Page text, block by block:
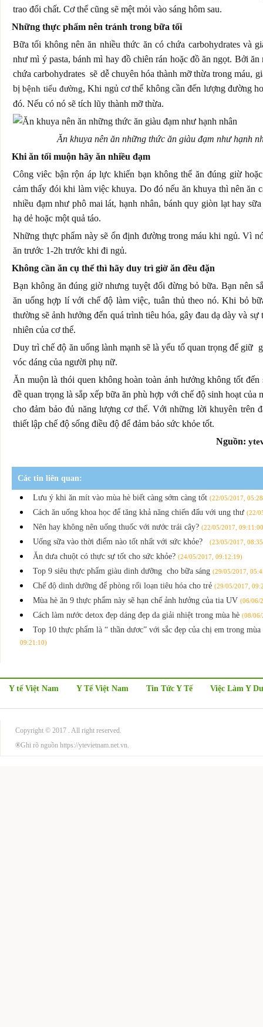
trao đổi chất. Cơ thể cũng sẽ mệt mỏi vào sáng hôm sau.
Những thực phẩm nên tránh trong bữa tối
Bữa tối không nên ăn nhiều thức ăn có chứa carbohydrates và
như mì ý pasta, bánh mì hay đồ chiên rán hoặc đồ ăn ngọt. Bởi ăn
chứa carbohydrates sẽ dễ chuyên hóa thành mỡ thừa trong máu,
bịbệnh tiểu đường, Khi ngủ cơ thể không cần đến lượng đường
đó. Nếu có nó sẽ tích lũy thành mỡ thừa.
Ăn khuya nên ăn những thức ăn giàu đạm như hạnh
Khi ăn tối muộn hãy ăn nhiều đạm
Công viêc bận rộn áp lực khiến bạn không thể ăn đúng giừ
cảm thấy đói khi làm việc khuya. Do đó nếu ăn khuya thì nên ăn
nhiều đạm như phô mai lát, hạnh nhân, bánh quy giòn lạt hay
hạ dẻ hoặc một quả táo.
Những thực phẩm này sẽ ổn định đường trong máu khi ngủ. Vì
ăn trước 1-2h trước khi đi ngủ.
Không cần ăn cụ thể thì hãy duy trì giờ ăn đều đặn
Bạn không ăn đúng giờ nhưng tuyệt đối đừng bỏ bữa. Bạn nên
ăn uống hợp lí với chế độ làm việc, tuân thủ theo nó. Khi bỏ
thường sẽ ảnh hưởng đến quá trình tiêu hóa, gây đau dạ dày và sự
nhiên của cơ thể.
Duy trì chế độ ăn uống lành mạnh sẽ là yếu tố quan trọng để giữ
vóc dáng của người phụ nữ.
Ăn muộn là thói quen không hoàn toàn ảnh hưởng không tốt đến
đề quan trọng là sắp xếp bữa ăn phù hợp với chế độ sinh hoạt của
cho đảm bảo đủ năng lượng cơ thể. Với những lời khuyên trên
thiết lập chế độ sống điều độ để đảm bảo sức khỏe tốt.
Nguồn:
Các tin liên quan:
Lưu ý khi ăn mít vào mùa hè biết càng sớm càng tốt (22/05/2017,
Cách ăn uống khoa học để tăng khả năng chiến đấu với ung thư (22/
Nên hay không nên uống thuốc với nước trái cây? (22/05/2017,
Uống sữa vào thời điểm nào tốt nhất với sức khỏe? (23/05/2017,
Ăn dưa chuột có thực sự tốt cho sức khỏe? (24/05/2017, 09:12:19)
Top 9 siêu thực phẩm giàu dinh dưỡng cho bữa sáng (29/05/2017,
Chế độ dinh dưỡng để phòng rối loạn tiêu hóa cho trẻ (29/05/2017,
Mùa hè ăn 9 thực phẩm này sẽ hạn chế ảnh hưởng của tia UV (06/06/
Cách làm nước detox đẹp dáng đẹp da giải nhiệt trong mùa hè (08/
Top 10 thực phẩm là “ thần dươc” với sắc đẹp của chị em trong
09:21:10)
Y tế Việt Nam Y Tế Việt Nam Tin Tức Y Tế Việc Làm Y
Copyright © 2017 . All right reserved.
®Ghi rõ nguồn https://ytevietnam.net.vn.